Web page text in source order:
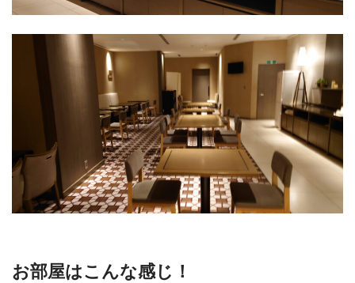
お部屋はこんな感じ！